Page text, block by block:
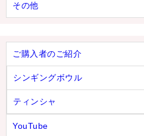
その他
ご購入者のご紹介
シンギングボウル
ティンシャ
YouTube